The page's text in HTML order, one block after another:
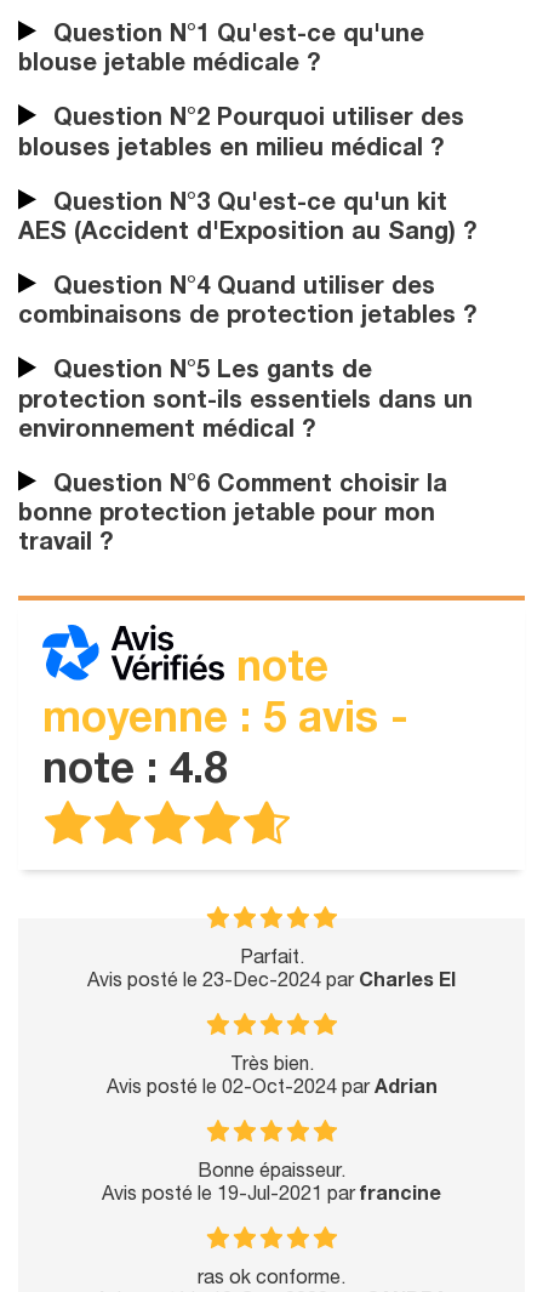
Question N°1 Qu'est-ce qu'une
blouse jetable médicale ?
Question N°2 Pourquoi utiliser des
blouses jetables en milieu médical ?
Question N°3 Qu'est-ce qu'un kit
AES (Accident d'Exposition au Sang) ?
Question N°4 Quand utiliser des
combinaisons de protection jetables ?
Question N°5 Les gants de
protection sont-ils essentiels dans un
environnement médical ?
Question N°6 Comment choisir la
bonne protection jetable pour mon
travail ?
note
moyenne : 5 avis -
note : 4.8
Parfait.
Avis posté le 23-Dec-2024 par Charles EI
Très bien.
Avis posté le 02-Oct-2024 parAdrian
Bonne épaisseur.
Avis posté le 19-Jul-2021 parfrancine
ras ok conforme.